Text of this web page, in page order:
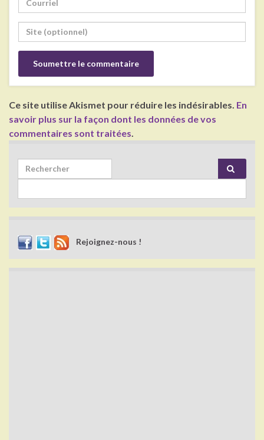
Ce site utilise Akismet pour réduire les indésirables. En
savoir plus sur la façon dont les données de vos
commentaires sont traitées
Search for:
Rejoignez-nous !